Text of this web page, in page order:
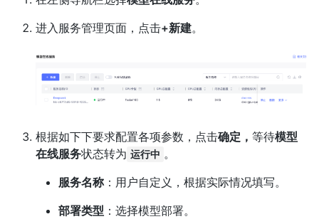
进入服务管理页面，点击+新建。
根据如下下要求配置各项参数，点击确定， 等待模型
在线服务状态转为 运行中 。
服务名称：用户自定义，根据实际情况填写。
部署类型 ：选择模型部署。